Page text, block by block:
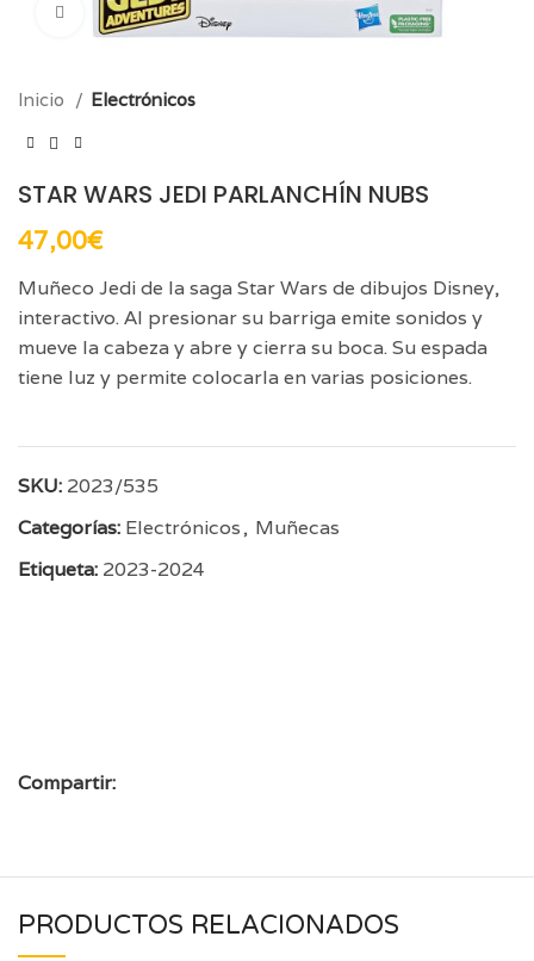
Click para aumentar
Inicio Electrónicos
STAR WARS JEDI PARLANCHÍN NUBS
47,00€
Muñeco Jedi de la saga Star Wars de dibujos Disney,
interactivo. Al presionar su barriga emite sonidos y
mueve la cabeza y abre y cierra su boca. Su espada
tiene luz y permite colocarla en varias posiciones.
SKU: 2023/535
Categorías: Electrónicos, Muñecas
Etiqueta: 2023-2024
Compartir:
PRODUCTOS RELACIONADOS